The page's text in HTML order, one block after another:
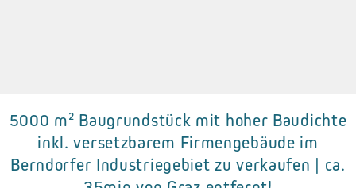
Details zum Objekt
• Bebauungsdichte: bis zu 0,8.
5000 m² Baugrundstück mit hoher Baudichte
inkl. versetzbarem Firmengebäude im
Berndorfer Industriegebiet zu verkaufen | ca.